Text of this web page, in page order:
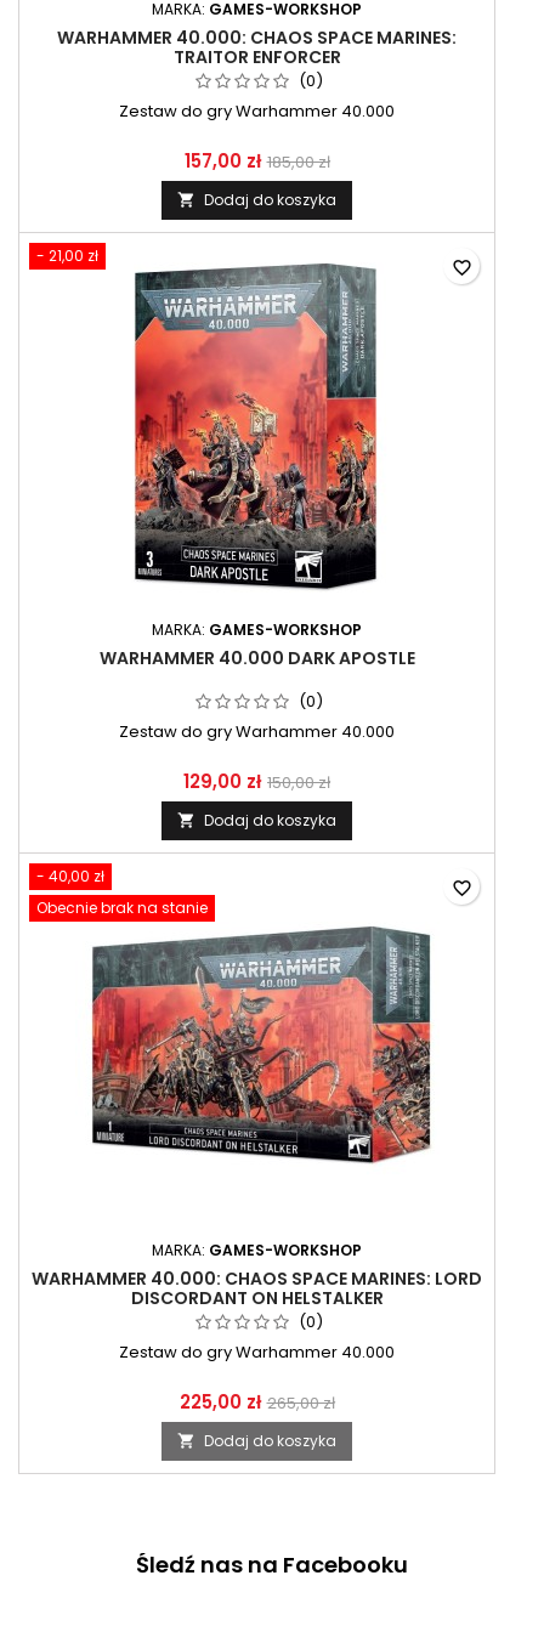
MARKA: GAMES-WORKSHOP
WARHAMMER 40.000: CHAOS SPACE MARINES:
TRAITOR ENFORCER
(0)
Zestaw do gry Warhammer 40.000
157,00 zł 185,00 zł
 Dodaj do koszyka
- 21,00 zł
MARKA: GAMES-WORKSHOP
WARHAMMER 40.000 DARK APOSTLE
(0)
Zestaw do gry Warhammer 40.000
129,00 zł 150,00 zł
 Dodaj do koszyka
favorite_border
- 40,00 zł
Obecnie brak na stanie
MARKA: GAMES-WORKSHOP
WARHAMMER 40.000: CHAOS SPACE MARINES: LORD
DISCORDANT ON HELSTALKER
(0)
Zestaw do gry Warhammer 40.000
225,00 zł 265,00 zł
 Dodaj do koszyka
favorite_border
Śledź nas na Facebooku